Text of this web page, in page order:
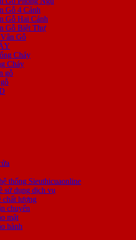
Gỗ 4 Cánh
Gỗ Hai Cánh
Gỗ Biệt Thự
Gỗ
Cháy
Cháy
gỗ
thống Sieuthicuaonline
sử dụng dịch vụ
chất lượng
chuyển
mật
hành